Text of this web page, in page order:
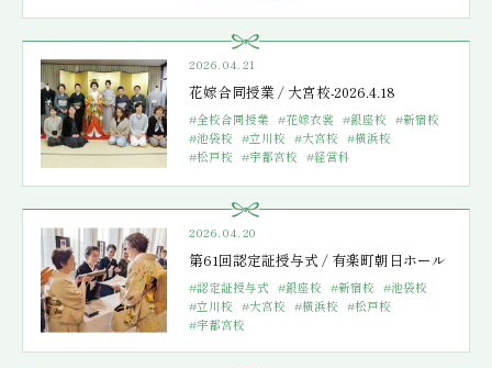
2026.04.21
花嫁合同授業 / 大宮校-2026.4.18
#全校合同授業 #花嫁衣裳 #銀座校 #新宿校
#池袋校 #立川校 #大宮校 #横浜校
#松戸校 #宇都宮校 #経営科
2026.04.20
第61回認定証授与式 / 有楽町朝日ホール
#認定証授与式 #銀座校 #新宿校 #池袋校
#立川校 #大宮校 #横浜校 #松戸校
#宇都宮校